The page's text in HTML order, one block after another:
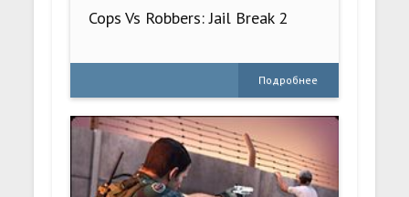
Cops Vs Robbers: Jail Break 2
Подробнее